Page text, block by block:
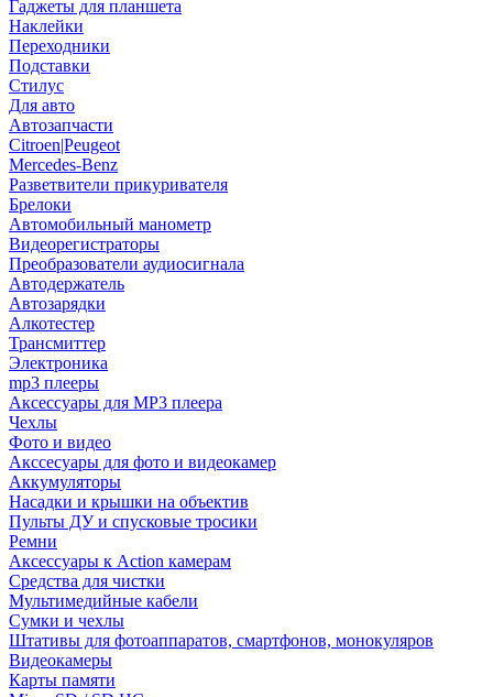
Гаджеты для планшета
Наклейки
Переходники
Подставки
Стилус
Для авто
Автозапчасти
Citroen|Peugeot
Mercedes-Benz
Разветвители прикуривателя
Брелоки
Автомобильный манометр
Видеорегистраторы
Преобразователи аудиосигнала
Автодержатель
Автозарядки
Алкотестер
Трансмиттер
Электроника
mp3 плееры
Аксессуары для MP3 плеера
Чехлы
Фото и видео
Акссесуары для фото и видеокамер
Аккумуляторы
Насадки и крышки на объектив
Пульты ДУ и спусковые тросики
Ремни
Аксессуары к Action камерам
Средства для чистки
Мультимедийные кабели
Сумки и чехлы
Штативы для фотоаппаратов, смартфонов, монокуляров
Видеокамеры
Карты памяти